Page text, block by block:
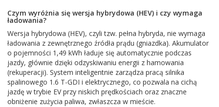
Czym wyróżnia się wersja hybrydowa (HEV) i czy wymaga
ładowania?
Wersja hybrydowa (HEV), czyli tzw. pełna hybryda, nie wymaga
ładowania z zewnętrznego źródła prądu (gniazdka). Akumulator
o pojemności 1,49 kWh ładuje się automatycznie podczas
jazdy, głównie dzięki odzyskiwaniu energii z hamowania
(rekuperacji). System inteligentnie zarządza pracą silnika
spalinowego 1.6 T-GDI i elektrycznego, co pozwala na cichą
jazdę w trybie EV przy niskich prędkościach oraz znaczne
obniżenie zużycia paliwa, zwłaszcza w mieście.